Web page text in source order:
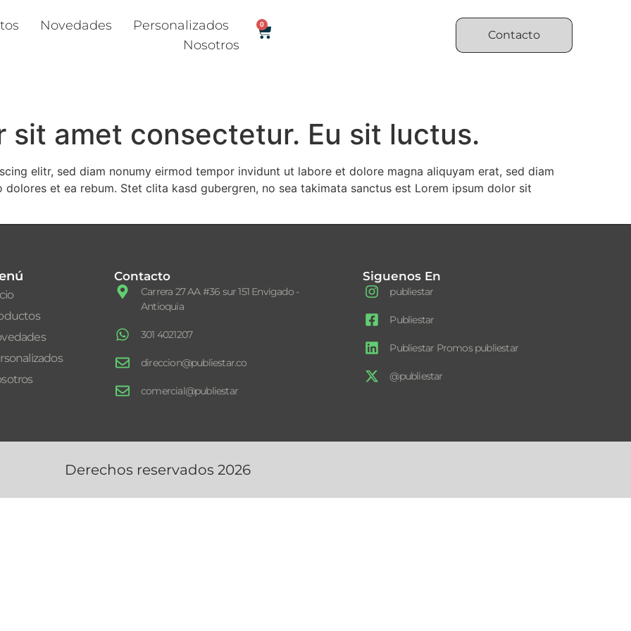
Novedades
Personalizados
Nosotros
0
Contacto
sit amet consectetur. Eu sit luctus.
elitr, sed diam nonumy eirmod tempor invidunt ut labore et dolore magna aliquyam erat, sed diam
et ea rebum. Stet clita kasd gubergren, no sea takimata sanctus est Lorem ipsum dolor sit
Contacto
Carrera 27 AA #36 sur 151 Envigado -
Antioquia
301 4021207
direccion@publiestar.co
comercial@publiestar
Siguenos En
publiestar
Publiestar
Publiestar Promos publiestar
@publiestar
Derechos reservados 2026